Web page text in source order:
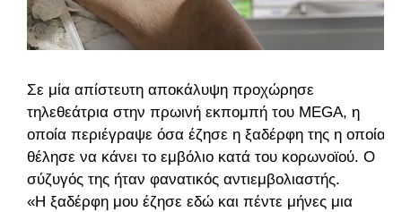
Σε μία απίστευτη αποκάλυψη προχώρησε
τηλεθεάτρια στην πρωινή εκπομπή του MEGA, η
οποία περιέγραψε όσα έζησε η ξαδέρφη της η οποία
θέλησε να κάνει το εμβόλιο κατά του κορωνοϊού. Ο
σύζυγός της ήταν φανατικός αντιεμβολιαστής.
«Η ξαδέρφη μου έζησε εδώ και πέντε μήνες μια